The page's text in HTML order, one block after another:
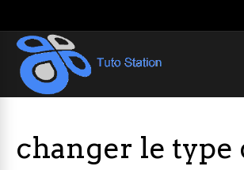
changer le type